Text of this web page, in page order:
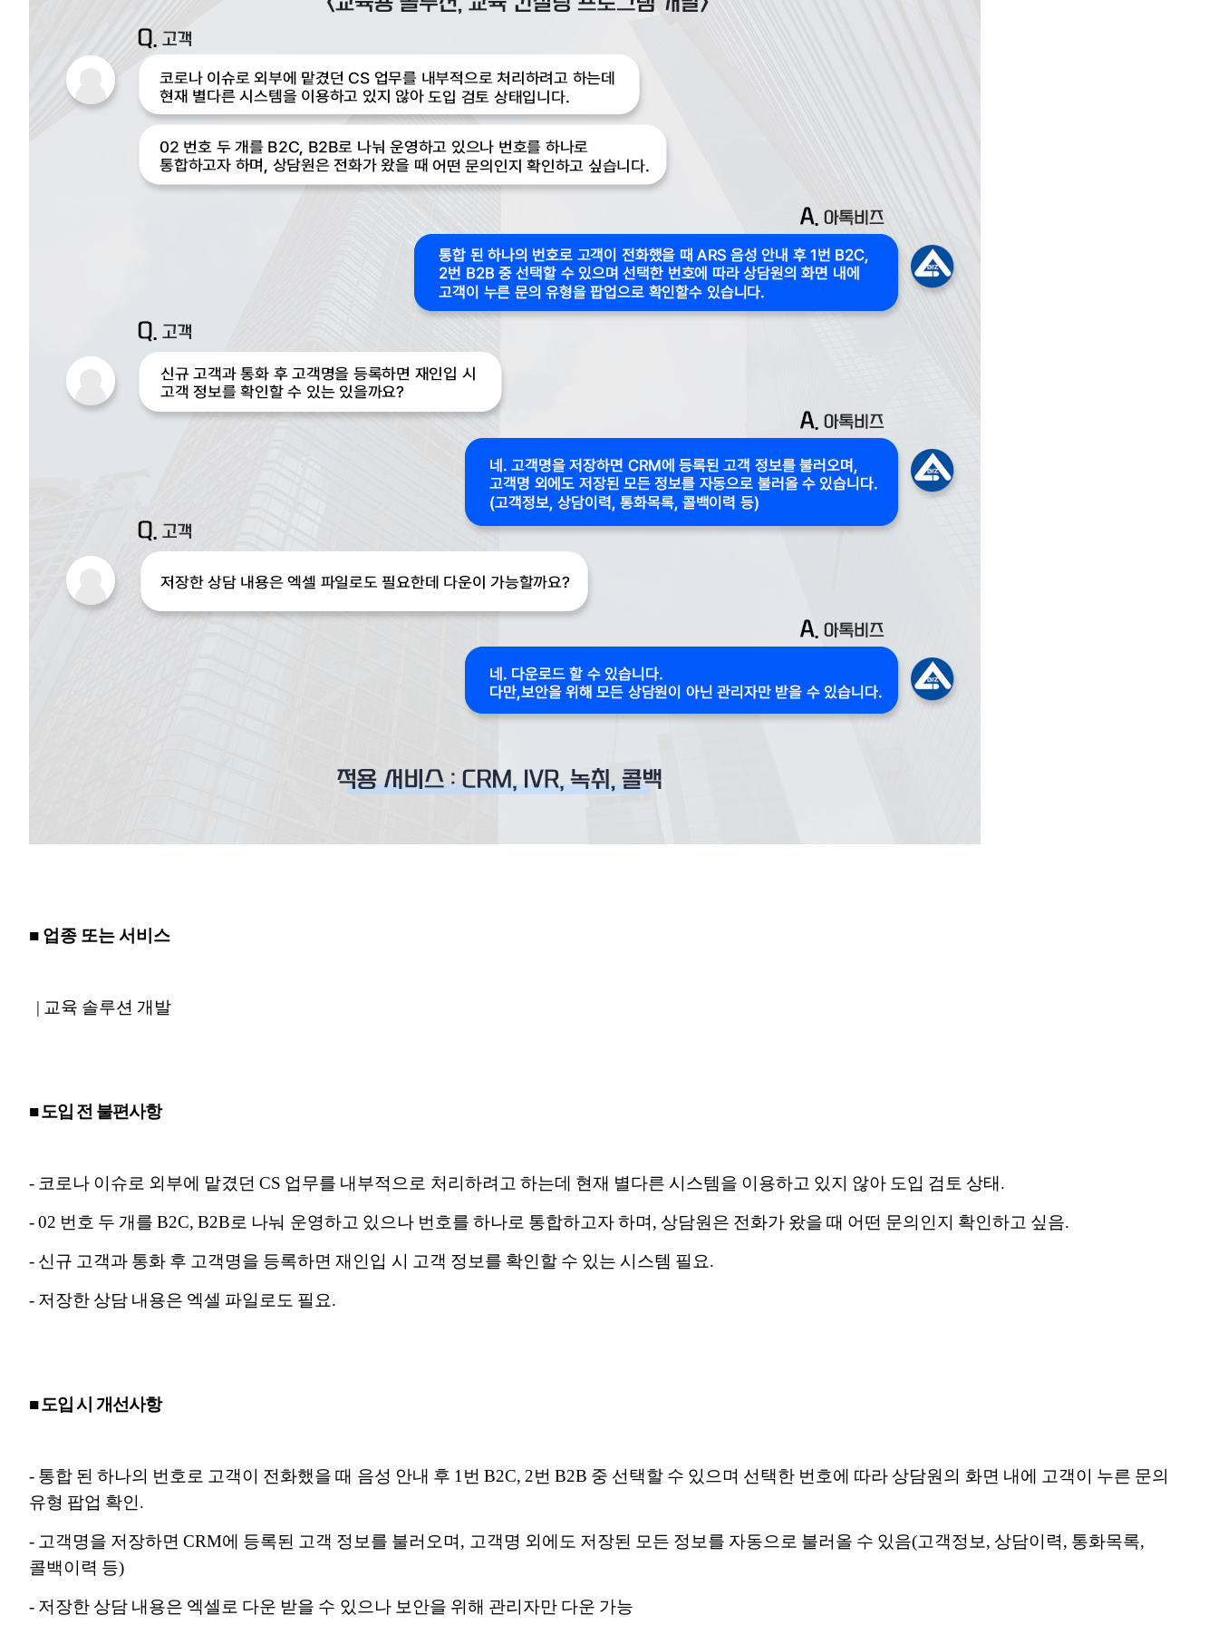
■ 업종 또는 서비스
| 교육 솔루션 개발
■ 도입 전 불편사항
- 코로나 이슈로 외부에 맡겼던 CS 업무를 내부적으로 처리하려고 하는데 현재 별다른 시스템을 이용하고 있지 않아 도입 검토 상태.
- 02 번호 두 개를 B2C, B2B로 나눠 운영하고 있으나 번호를 하나로 통합하고자 하며, 상담원은 전화가 왔을 때 어떤 문의인지 확인하고 싶음.
- 신규 고객과 통화 후 고객명을 등록하면 재인입 시 고객 정보를 확인할 수 있는 시스템 필요.
- 저장한 상담 내용은 엑셀 파일로도 필요.
■ 도입 시 개선사항
- 통합 된 하나의 번호로 고객이 전화했을 때 음성 안내 후 1번 B2C, 2번 B2B 중 선택할 수 있으며 선택한 번호에 따라 상담원의 화면 내에 고객이 누른 문의
유형 팝업 확인.
- 고객명을 저장하면 CRM에 등록된 고객 정보를 불러오며, 고객명 외에도 저장된 모든 정보를 자동으로 불러올 수 있음(고객정보, 상담이력, 통화목록,
콜백이력 등)
- 저장한 상담 내용은 엑셀로 다운 받을 수 있으나 보안을 위해 관리자만 다운 가능